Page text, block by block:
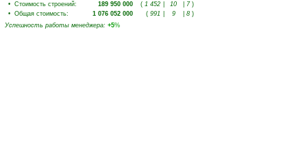
• Стоимость строений: 189 950 000 ( 1 452 10 7 )
• Общая стоимость: 1 076 052 000 ( 991 9 8 )
Успешность работы менеджера: +5%